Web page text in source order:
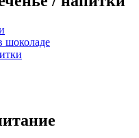
шоколаде